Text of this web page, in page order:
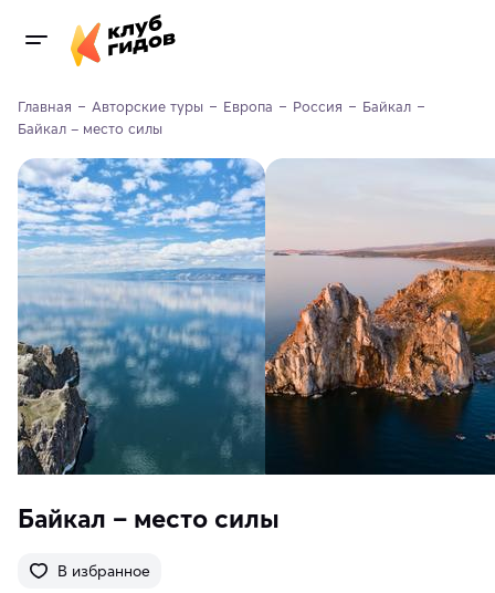
Главная Авторские туры Европа Россия
Байкал
Байкал – место силы
Байкал – место силы
В избранное